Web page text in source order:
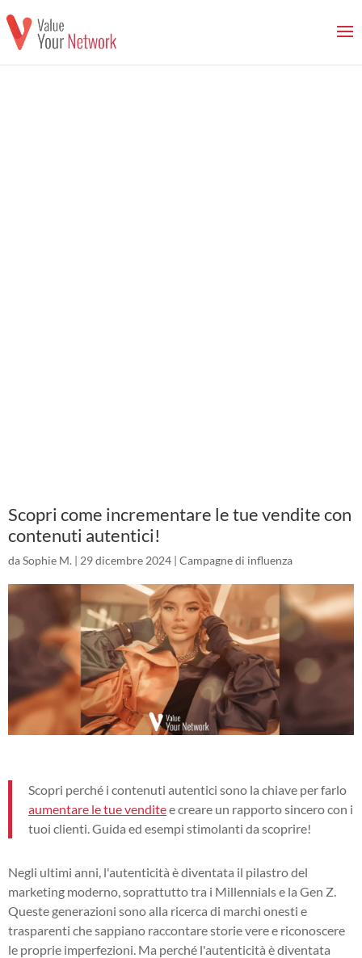
Scopri come incrementare le tue vendite con
contenuti autentici!
daSophie M. | 29 dicembre 2024 | Campagne di influenza
Scopri perché i contenuti autentici sono la chiave per farlo
aumentare le tue venditee creare un rapporto sincero con i
tuoi clienti. Guida ed esempi stimolanti da scoprire!
Negli ultimi anni, l'autenticità è diventata il pilastro del
marketing moderno, soprattutto tra i Millennials e la Gen Z.
Queste generazioni sono alla ricerca di marchi onesti e
trasparenti che sappiano raccontare storie vere e riconoscere
le proprie imperfezioni. Ma perché l'autenticità è diventata